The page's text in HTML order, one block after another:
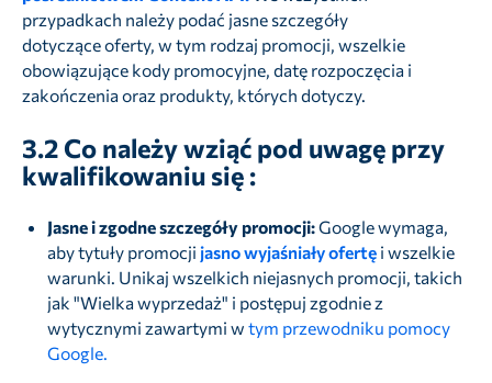
przypadkach należy podać jasne szczegóły
dotyczące oferty, w tym rodzaj promocji, wszelkie
obowiązujące kody promocyjne, datę rozpoczęcia i
zakończenia oraz produkty, których dotyczy.
3.2Co należy wziąć pod uwagę przy
kwalifikowaniu się :
Jasne i zgodne szczegóły promocji:Google wymaga,
aby tytuły promocjijasno wyjaśniały ofertę i wszelkie
warunki. Unikaj wszelkich niejasnych promocji, takich
jak "Wielka wyprzedaż" i postępuj zgodnie z
wytycznymi zawartymi wtym przewodniku pomocy
Google.